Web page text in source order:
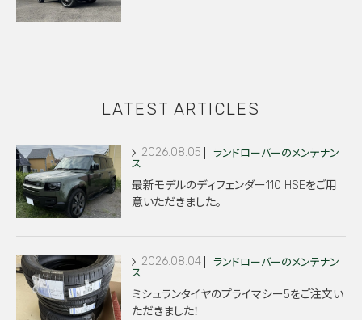
LATEST ARTICLES
2026.08.05
ランドローバーのメンテナン
ス
最新モデルのディフェンダー110 HSEをご用
意いただきました。
2026.08.04
ランドローバーのメンテナン
ス
ミシュランタイヤのプライマシー5をご注文い
ただきました！